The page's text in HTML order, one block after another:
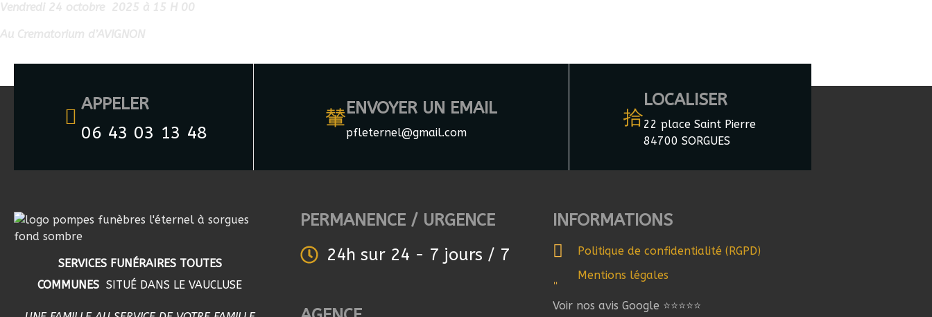
Vendredi 24 octobre 2025 à 15 H 00
Au Crematorium d’AVIGNON
APPELER
06 43 03 13 48
ENVOYER UN EMAIL
pfleternel@gmail.com
LOCALISER
22 place Saint Pierre
84700 SORGUES
SERVICES FUNÉRAIRES TOUTES
COMMUNES SITUÉ DANS LE VAUCLUSE
PERMANENCE / URGENCE
24h sur 24 - 7 jours / 7
INFORMATIONS
Politique de confidentialité (RGPD)
Mentions légales
Voir nos avis Google ⭐⭐⭐⭐⭐